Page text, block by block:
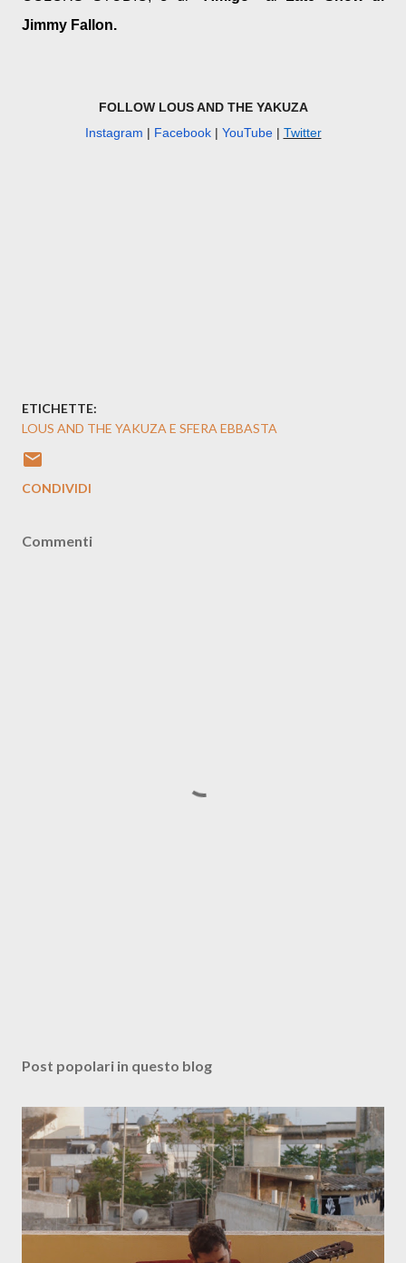
Jimmy Fallon.
FOLLOW LOUS AND THE YAKUZA
Instagram | Facebook| YouTube| Twitter
ETICHETTE:
LOUS AND THE YAKUZA E SFERA EBBASTA
CONDIVIDI
Commenti
Post popolari in questo blog